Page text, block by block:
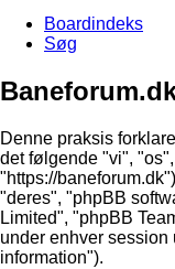
Boardindeks
Søg
Denne praksis
det følgende "vi",
"https://
"deres", "phpBB
Limited", "phpBB
under enhver
information").